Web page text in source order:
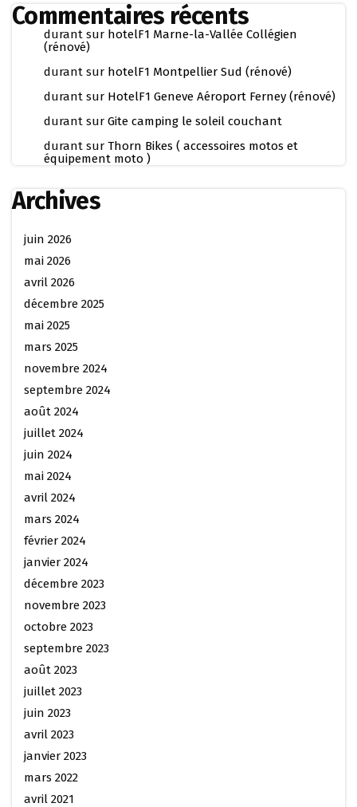
Commentaires récents
durant sur hotelF1 Marne-la-Vallée Collégien
(rénové)
durant sur hotelF1 Montpellier Sud (rénové)
durant sur HotelF1 Geneve Aéroport Ferney (rénové)
durant sur Gite camping le soleil couchant
durant sur Thorn Bikes ( accessoires motos et
équipement moto )
Archives
juin 2026
mai 2026
avril 2026
décembre 2025
mai 2025
mars 2025
novembre 2024
septembre 2024
août 2024
juillet 2024
juin 2024
mai 2024
avril 2024
mars 2024
février 2024
janvier 2024
décembre 2023
novembre 2023
octobre 2023
septembre 2023
août 2023
juillet 2023
juin 2023
avril 2023
janvier 2023
mars 2022
avril 2021